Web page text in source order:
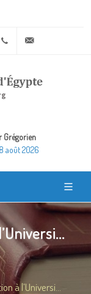
+20 2 25970400
Grégorien
août 2026
à l’Universi...